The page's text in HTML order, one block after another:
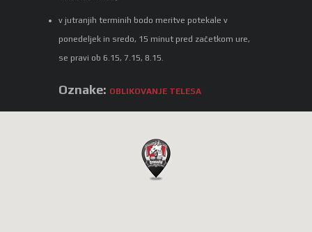
v jutranjih terminih bodo meritve potekale v
ponedeljek in sredo, 15 minut pred začetkom ure,
se pravi ob 6.15, 7.15, 8.15.
Oznake: OBLIKOVANJE TELESA